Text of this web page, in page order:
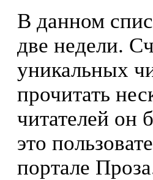
В данном
две недели.
уникальных
прочитать
читателей он
это
портале